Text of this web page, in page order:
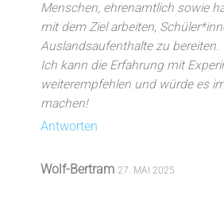
Menschen, ehrenamtlich sowie
mit dem Ziel arbeiten,
Auslandsaufenthalte zu bereiten.
Ich kann die Erfahrung mit
weiterempfehlen und würde es
machen!
Antworten
Wolf-Bertram 27. MAI 2025